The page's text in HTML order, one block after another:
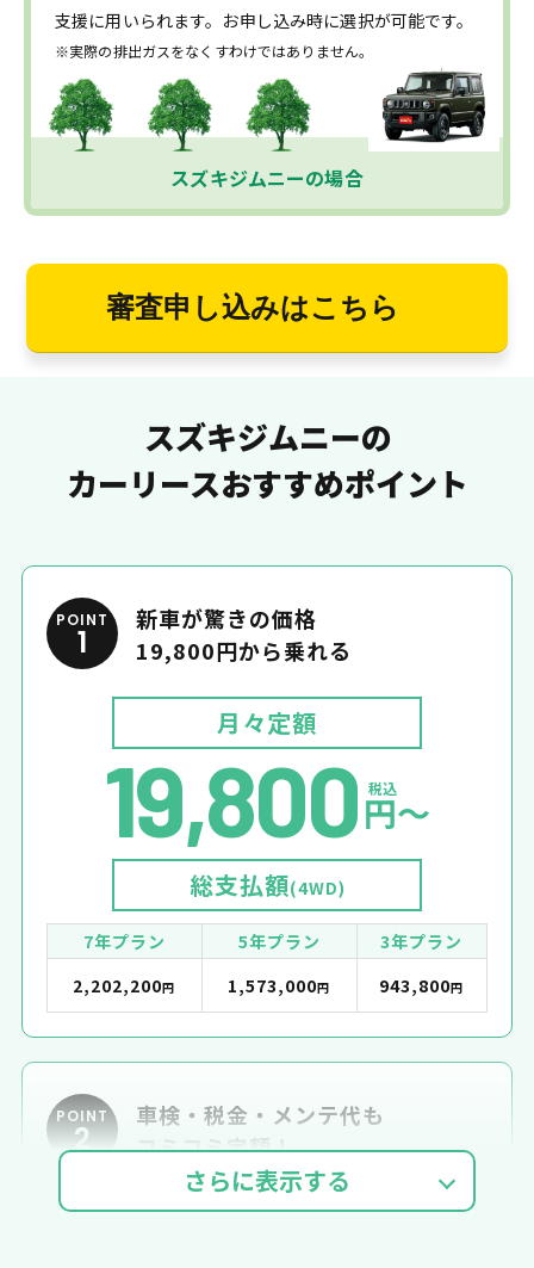
支援に用いられます。お申し込み時に選択が可能です。
※実際の排出ガスをなくすわけではありません。
スズキジムニーの場合
審査申し込みはこちら
スズキジムニーの
カーリースおすすめポイント
POINT
1
新車が驚きの価格
19,800円から乗れる
月々定額
19,800 税込
円〜
総支払額(4WD)
7年プラン 5年プラン
3年プラン
2,202,200円 1,573,000円 943,800円
POINT
2
車検・税金・メンテ代も
コミコミ定額！